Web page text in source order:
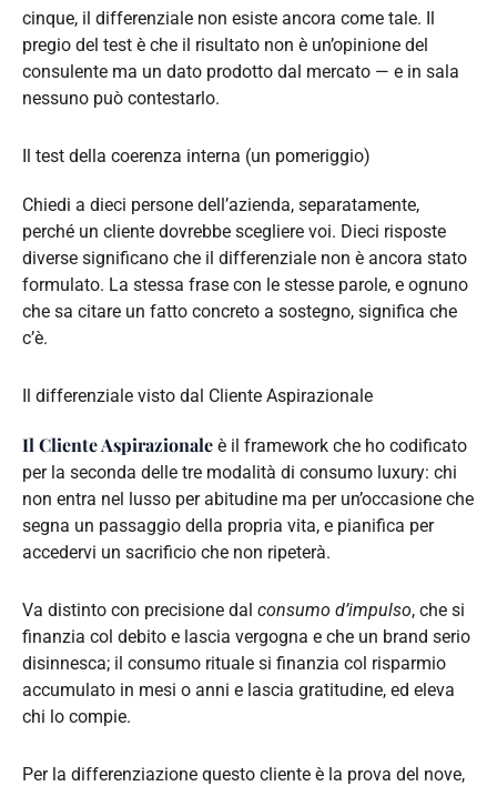
cinque, il differenziale non esiste ancora come tale. Il
pregio del test è che il risultato non è un’opinione del
consulente ma un dato prodotto dal mercato — e in sala
nessuno può contestarlo.
Il test della coerenza interna (un pomeriggio)
Chiedi a dieci persone dell’azienda, separatamente,
perché un cliente dovrebbe scegliere voi. Dieci risposte
diverse significano che il differenziale non è ancora stato
formulato. La stessa frase con le stesse parole, e ognuno
che sa citare un fatto concreto a sostegno, significa che
c’è.
Il differenziale visto dal Cliente Aspirazionale
Il Cliente Aspirazionale è il framework che ho codificato
per la seconda delle tre modalità di consumo luxury: chi
non entra nel lusso per abitudine ma per un’occasione che
segna un passaggio della propria vita, e pianifica per
accedervi un sacrificio che non ripeterà.
Va distinto con precisione dal consumo d’impulso, che si
finanzia col debito e lascia vergogna e che un brand serio
disinnesca; il consumo rituale si finanzia col risparmio
accumulato in mesi o anni e lascia gratitudine, ed eleva
chi lo compie.
Per la differenziazione questo cliente è la prova del nove,